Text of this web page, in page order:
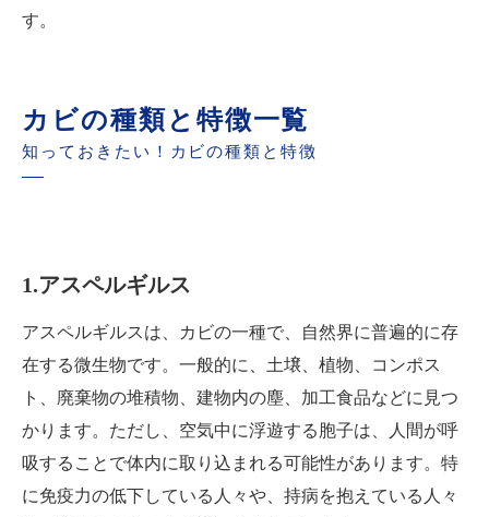
す。
カビの種類と特徴一覧
知っておきたい！カビの種類と特徴
1.アスペルギルス
アスペルギルスは、カビの一種で、自然界に普遍的に存
在する微生物です。一般的に、土壌、植物、コンポス
ト、廃棄物の堆積物、建物内の塵、加工食品などに見つ
かります。ただし、空気中に浮遊する胞子は、人間が呼
吸することで体内に取り込まれる可能性があります。特
に免疫力の低下している人々や、持病を抱えている人々